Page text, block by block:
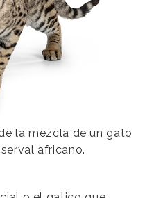
la mezcla de un gato
africano.